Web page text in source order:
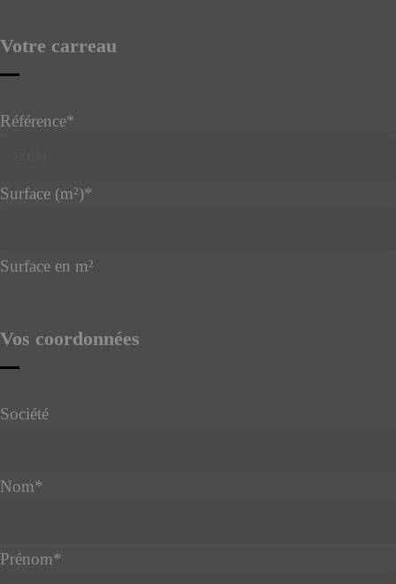
Votre carreau
Référence*
Surface (m²)*
Surface en m²
Vos coordonnées
Société
Nom*
Prénom*